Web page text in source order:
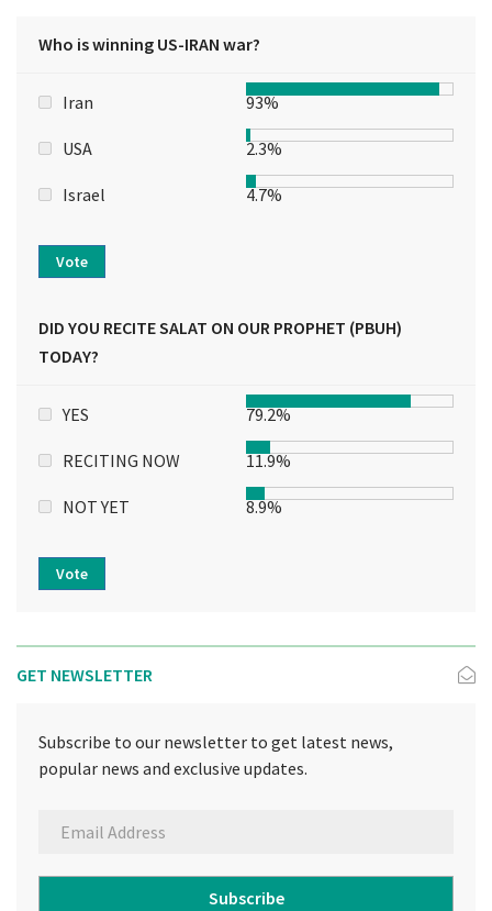
Who is winning US-IRAN war?
Iran 93%
USA 2.3%
Israel 4.7%
Vote
DID YOU RECITE SALAT ON OUR PROPHET (PBUH)
TODAY?
YES 79.2%
RECITING NOW 11.9%
NOT YET 8.9%
Vote
GET NEWSLETTER
Subscribe to our newsletter to get latest news,
popular news and exclusive updates.
Subscribe